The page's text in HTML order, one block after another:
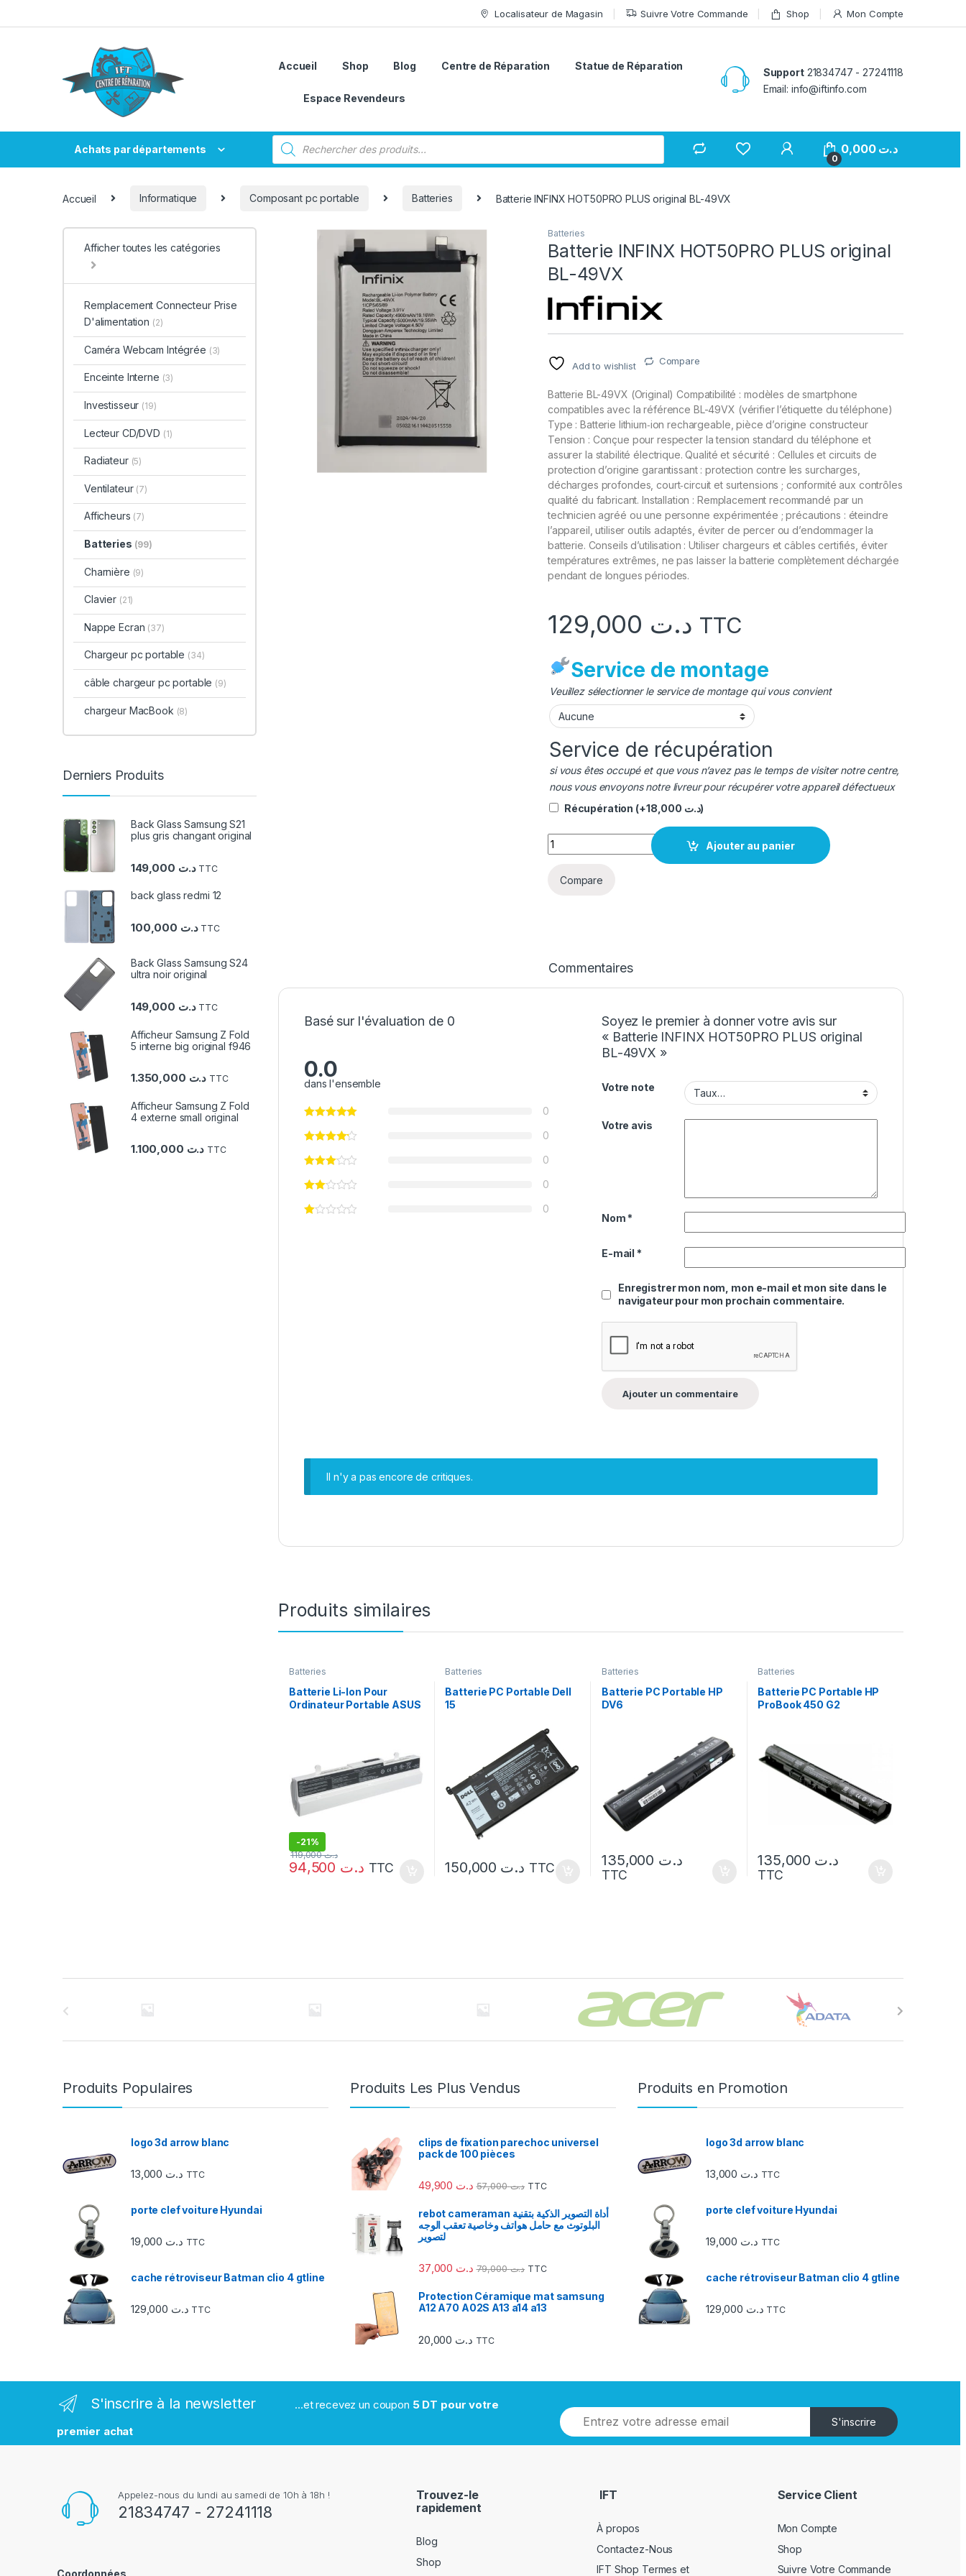
Localisateur de Magasin Suivre Votre Commande Shop Mon Compte
Accueil Shop Blog Centre de Réparation Statue de Réparation
Espace Revendeurs
Support21834747 - 27241118
Email: info@iftinfo.com
Achats par départements
Recherche de produits
0
د.ت 0,000
Accueil Informatique Composant pc portable Batteries Batterie INFINX HOT50PRO PLUS original BL-49VX
Batteries
Batterie INFINX HOT50PRO PLUS original
BL-49VX
Add to wishlist Compare
Batterie BL-49VX (Original) Compatibilité : modèles de smartphone
compatibles avec la référence BL-49VX (vérifier l’étiquette du téléphone)
Type : Batterie lithium‑ion rechargeable, pièce d’origine constructeur
Tension : Conçue pour respecter la tension standard du téléphone et
assurer la stabilité électrique. Qualité et sécurité : Cellules et circuits de
protection d’origine garantissant : protection contre les surcharges,
décharges profondes, court‑circuit et surtensions ; conformité aux contrôles
qualité du fabricant. Installation : Remplacement recommandé par un
technicien agréé ou une personne expérimentée ; précautions : éteindre
l’appareil, utiliser outils adaptés, éviter de percer ou d’endommager la
batterie. Conseils d’utilisation : Utiliser chargeurs et câbles certifiés, éviter
températures extrêmes, ne pas laisser la batterie complètement déchargée
pendant de longues périodes.
د.ت TTC
Service de montage
Veuillez sélectionner le service de montage qui vous convient
Service de récupération
si vous êtes occupé et que vous n’avez pas le temps de visiter notre centre,
nous vous envoyons notre livreur pour récupérer votre appareil défectueux
Récupération (+ د.ت)
quantité Batterie INFINX HOT50PRO PLUS original BL-49VX
Ajouter au panier
Compare
Commentaires
Basé sur l'évaluation de 0
0.0
dans l'ensemble
0
0
0
0
0
Soyez le premier à donner votre avis sur
« Batterie INFINX HOT50PRO PLUS original
BL-49VX »
Votre note
Votre avis
Nom *
E-mail *
Enregistrer mon nom, mon e-mail et mon site dans le
navigateur pour mon prochain commentaire.
Il n'y a pas encore de critiques.
Produits similaires
Batteries
Batterie Li-Ion Pour
Ordinateur Portable ASUS
-21%
د.ت
د.ت119,000
TTC
Batteries
Batterie PC Portable Dell
15
د.ت TTC
Batteries
Batterie PC Portable HP
DV6
د.ت
TTC
Batteries
Batterie PC Portable HP
ProBook 450 G2
د.ت
TTC
Afficher toutes les catégories
Remplacement Connecteur Prise
D'alimentation (2)
Caméra Webcam Intégrée (3)
Enceinte Interne (3)
Investisseur (19)
Lecteur CD/DVD (1)
Radiateur (5)
Ventilateur (7)
Afficheurs (7)
Batteries (99)
Charnière (9)
Clavier (21)
Nappe Ecran (37)
Chargeur pc portable (34)
câble chargeur pc portable (9)
chargeur MacBook (8)
Derniers Produits
Back Glass Samsung S21
plus gris changant original
د.ت TTC
back glass redmi 12
د.ت TTC
Back Glass Samsung S24
ultra noir original
د.ت TTC
Afficheur Samsung Z Fold
5 interne big original f946
د.ت TTC
Afficheur Samsung Z Fold
4 externe small original
د.ت TTC
u
Produits Populaires
logo 3d arrow blanc
د.ت TTC
porte clef voiture Hyundai
د.ت TTC
cache rétroviseur Batman clio 4 gtline
د.ت TTC
Produits Les Plus Vendus
clips de fixation parechoc universel
pack de 100 pièces
د.ت د.ت57,000 TTC
rebot cameraman أداة التصوير الذكية بتقنية
البلوتوث مع حامل هواتف وخاصية تعقب الوجه
لتصوير
د.ت د.ت79,000 TTC
Protection Céramique mat samsung
A12 A70 A02S A13 a14 a13
د.ت TTC
Produits en Promotion
logo 3d arrow blanc
د.ت TTC
porte clef voiture Hyundai
د.ت TTC
cache rétroviseur Batman clio 4 gtline
د.ت TTC
S'inscrire à la newsletter ...et recevez un coupon 5 DT pour votre
premier achat
S'inscrire
Appelez-nous du lundi au samedi de 10h à 18h !
21834747 - 27241118
Trouvez-le
rapidement
Blog
Shop
IFT
À propos
Contactez-Nous
IFT Shop Termes et
Service Client
Mon Compte
Shop
Suivre Votre Commande